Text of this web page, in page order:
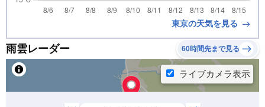
東京の天気を見る
雨雲レーダー 60時間先まで見る